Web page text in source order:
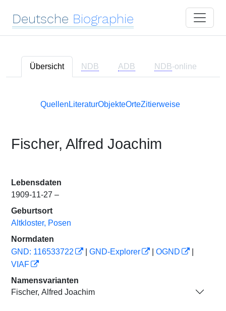
Deutsche Biographie
Übersicht NDB ADB NDB-online
Quellen LiteraturObjekteOrteZitierweise
Fischer, Alfred Joachim
Lebensdaten
1909-11-27 –
Geburtsort
Altkloster, Posen
Normdaten
GND: 116533722
GND-Explorer OGND
VIAF
Namensvarianten
Fischer, Alfred Joachim